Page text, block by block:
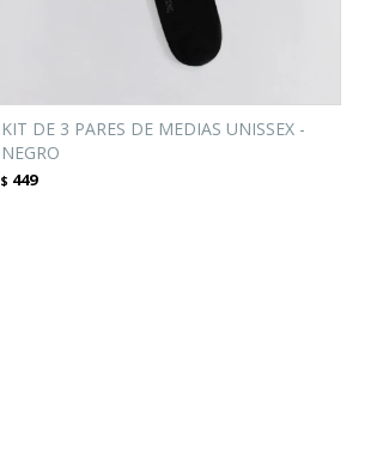
KIT DE 3 PARES DE MEDIAS UNISSEX -
NEGRO
$ 449